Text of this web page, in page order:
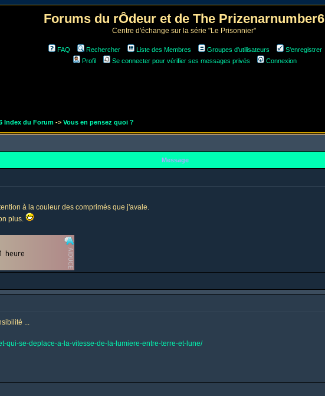
Forums du rÔdeur et de The Prizenarnumber6
Centre d'échange sur la série "Le Prisonnier"
FAQ Rechercher Liste des Membres Groupes d'utilisateurs
S'enregistrer
Profil
Se connecter pour vérifier ses messages privés Connexion
Index du Forum -> Vous en pensez quoi ?
Message
à la couleur des comprimés que j'avale.
plus.
...
qui-se-deplace-a-la-vitesse-de-la-lumiere-entre-terre-et-lune/